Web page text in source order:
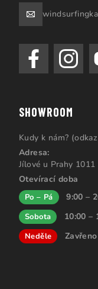
SHOWROOM
Kudy k nám?
Adresa:
Jílové u Prahy
Otevírací doba
Po – Pá 9:00 –
Sobota 10:00 –
Neděle